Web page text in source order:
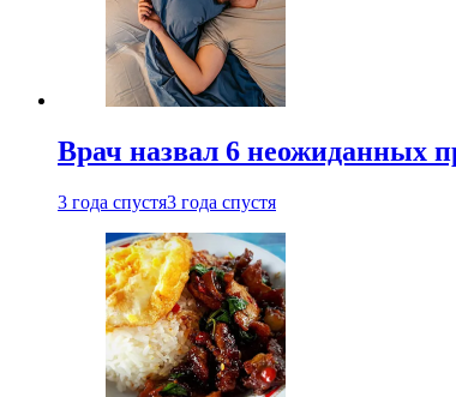
Врач назвал 6 неожиданных
3 года спустя3 года спустя